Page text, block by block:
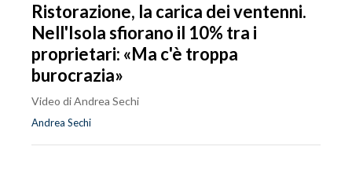
Ristorazione, la carica dei ventenni.
Nell'Isola sfiorano il 10% tra i
proprietari: «Ma c'è troppa
burocrazia»
Video di Andrea Sechi
Andrea Sechi